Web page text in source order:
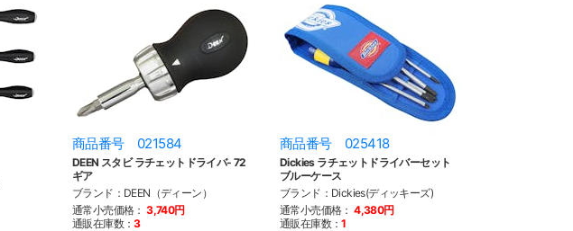
商品番号 021584
DEEN スタビ ラチェットドライバ- 72
ギア
ブランド：DEEN（ディーン）
通常小売価格： 3,740円
通販在庫数：3
商品番号 025418
Dickies ラチェットドライバーセット
ブルーケース
ブランド：Dickies(ディッキーズ)
通常小売価格： 4,380円
通販在庫数：1